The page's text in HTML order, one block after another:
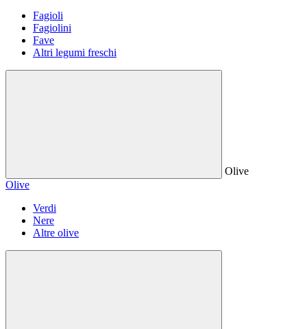
Fagioli
Fagiolini
Fave
Altri legumi freschi
Olive
Olive
Verdi
Nere
Altre olive